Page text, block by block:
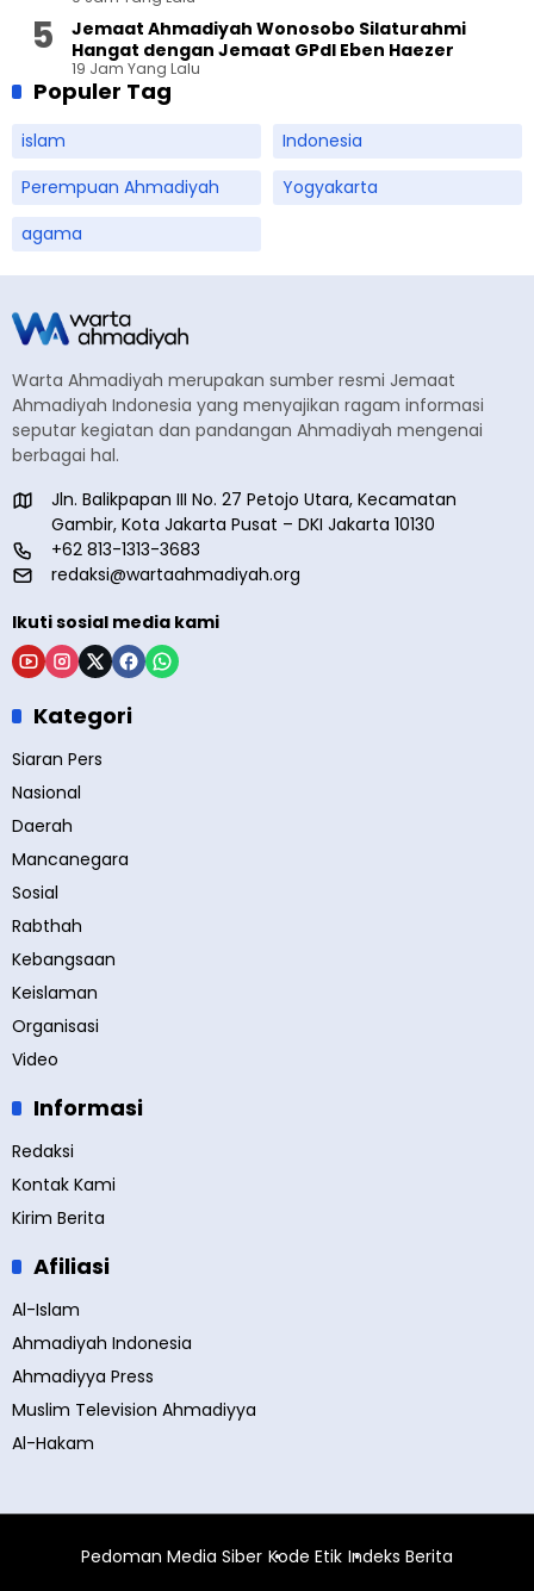
Jemaat Ahmadiyah Wonosobo Silaturahmi
Hangat dengan Jemaat GPdI Eben Haezer
19 Jam Yang Lalu
Populer Tag
islam
Indonesia
Perempuan Ahmadiyah
Yogyakarta
agama
Warta Ahmadiyah merupakan sumber resmi Jemaat
Ahmadiyah Indonesia yang menyajikan ragam informasi
seputar kegiatan dan pandangan Ahmadiyah mengenai
berbagai hal.
Jln. Balikpapan III No. 27 Petojo Utara, Kecamatan
Gambir, Kota Jakarta Pusat – DKI Jakarta 10130
+62 813-1313-3683
redaksi@wartaahmadiyah.org
Ikuti sosial media kami
Kategori
Siaran Pers
Nasional
Daerah
Mancanegara
Sosial
Rabthah
Kebangsaan
Keislaman
Organisasi
Video
Informasi
Redaksi
Kontak Kami
Kirim Berita
Afiliasi
Al-Islam
Ahmadiyah Indonesia
Ahmadiyya Press
Muslim Television Ahmadiyya
Al-Hakam
Pedoman Media Siber Kode Etik Indeks Berita